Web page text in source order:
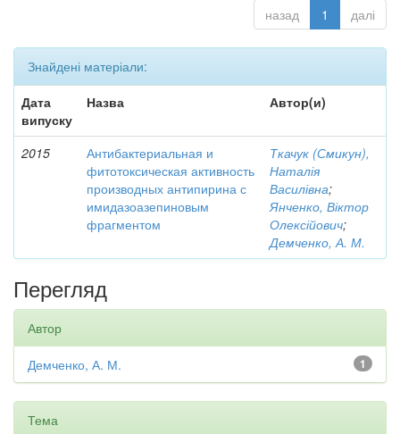
назад 1 далі
Знайдені матеріали:
Дата
випуску
Назва Автор(и)
2015
Антибактериальная и
фитотоксическая активность
производных антипирина с
имидазоазепиновым
фрагментом
Ткачук (Смикун),
Наталія
Василівна;
Янченко, Віктор
Олексійович;
Демченко, А. М.
Перегляд
Автор
1
Демченко, А. М.
Тема